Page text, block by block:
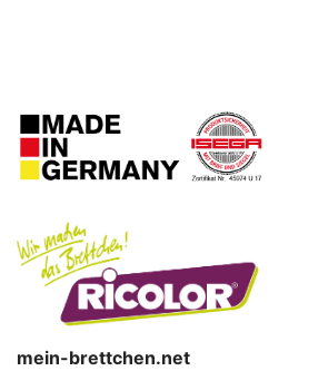
mein-brettchen.net